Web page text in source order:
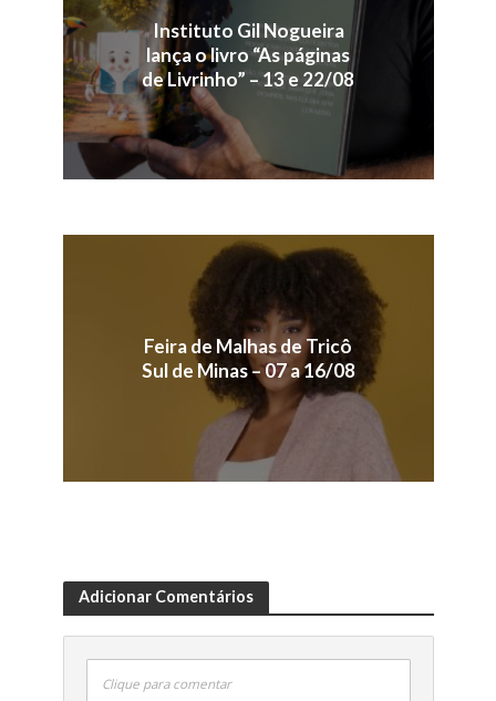
Instituto Gil Nogueira
lança o livro “As páginas
de Livrinho” – 13 e 22/08
Feira de Malhas de Tricô
Sul de Minas – 07 a 16/08
Adicionar Comentários
Clique para comentar